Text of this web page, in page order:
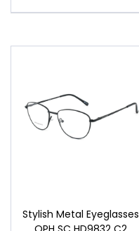
Stylish Metal Eyeglasses